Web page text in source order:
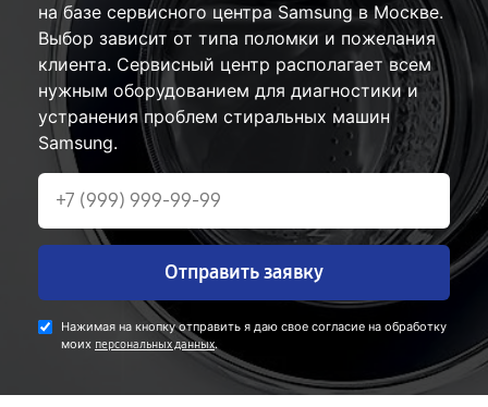
на базе сервисного центра Samsung в Москве.
Выбор зависит от типа поломки и пожелания
клиента. Сервисный центр располагает всем
нужным оборудованием для диагностики и
устранения проблем стиральных машин
Samsung.
Отправить заявку
Нажимая на кнопку отправить я даю свое согласие на обработку
моих персональных данных.